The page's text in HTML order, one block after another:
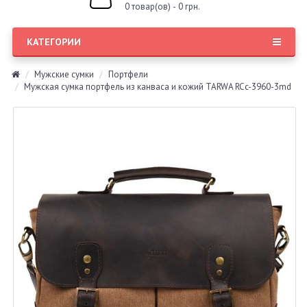
0 товар(ов) - 0 грн.
КАТЕГОРИИ
Мужские сумки
Портфели
Мужская сумка портфель из канваса и кожий TARWA RCc-3960-3md